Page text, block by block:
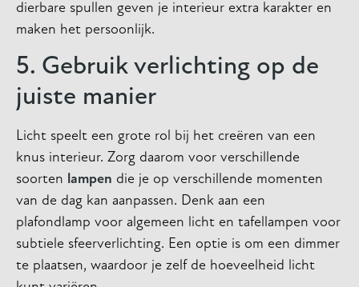
dierbare spullen geven je interieur extra karakter en
maken het persoonlijk.
5. Gebruik verlichting op de
juiste manier
Licht speelt een grote rol bij het creëren van een
knus interieur. Zorg daarom voor verschillende
soorten lampen die je op verschillende momenten
van de dag kan aanpassen. Denk aan een
plafondlamp voor algemeen licht en tafellampen voor
subtiele sfeerverlichting. Een optie is om een dimmer
te plaatsen, waardoor je zelf de hoeveelheid licht